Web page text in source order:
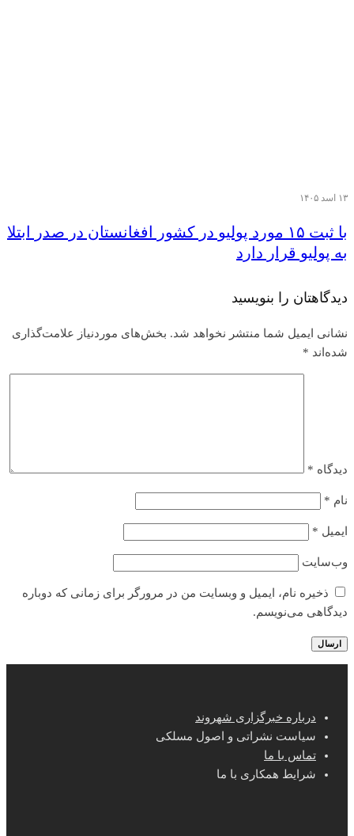
۱۳ اسد ۱۴۰۵
با ثبت ۱۵ مورد پولیو در کشور افغانستان در صدر ابتلا
به پولیو قرار دارد
دیدگاهتان را بنویسید
نشانی ایمیل شما منتشر نخواهد شد. بخش‌های موردنیاز علامت‌گذاری
شده‌اند *
دیدگاه *
نام *
ایمیل *
وب‌سایت
ذخیره نام، ایمیل و وبسایت من در مرورگر برای زمانی که دوباره
دیدگاهی می‌نویسم.
درباره خبرگزاری شهروند
سیاست نشراتی و اصول مسلکی
تماس با ما
شرایط همکاری با ما